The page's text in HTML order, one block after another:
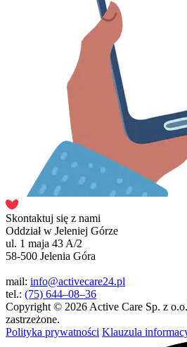
Skontaktuj się z nami
Oddział w Jeleniej Górze
ul. 1 maja 43 A/2
58-500 Jelenia Góra
mail: info@activecare24.pl
tel.: (75) 644–08–36
Copyright © 2026 Active Care Sp. z
zastrzeżone.
Polityka prywatności Klauzula